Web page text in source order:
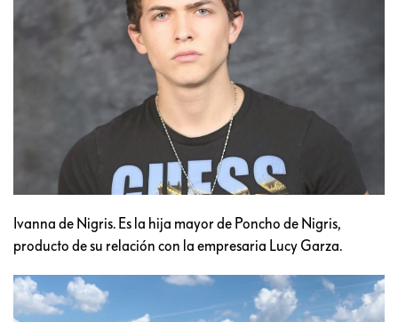
Ivanna de Nigris. Es la hija mayor de Poncho de Nigris,
producto de su relación con la empresaria Lucy Garza.